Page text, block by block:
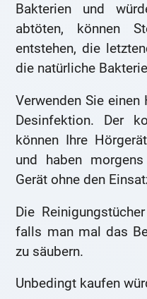
Bakterien und
abtöten, können
entstehen, die
die natürliche
Verwenden Sie
Desinfektion. Der
können Ihre
und haben
Gerät ohne den
Die
falls man mal das
zu säubern.
Unbedingt kaufen